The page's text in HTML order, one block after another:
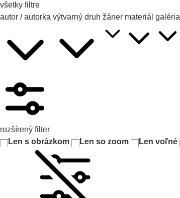
všetky filtre
autor / autorka výtvarný druh žáner materiál galéria
rozšírený filter
Len s obrázkom
Len so zoom Len voľné